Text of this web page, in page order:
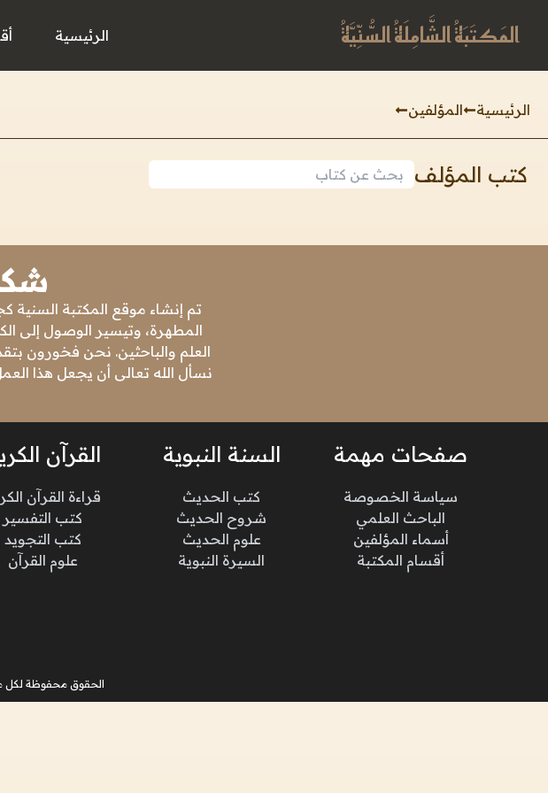
المَكتَبَةُ الشَّامِلَةُ السُّنِّيَّةُ الرئيسية
الرئيسية المؤلفين
كتب المؤلف
تم إنشاء موقع المكتبة السنية
المطهرة، وتيسير الوصول إلى
العلم والباحثين. نحن فخورون
نسأل الله تعالى أن يجعل هذا
صفحات مهمة
سياسة الخصوصة
الباحث العلمي
أسماء المؤلفين
أقسام المكتبة
السنة النبوية
كتب الحديث
شروح الحديث
علوم الحديث
السيرة النبوية
القرآن
قراءة القرآن
كتب التفسير
كتب التجويد
علوم القرآن
الحقوق محفوظة